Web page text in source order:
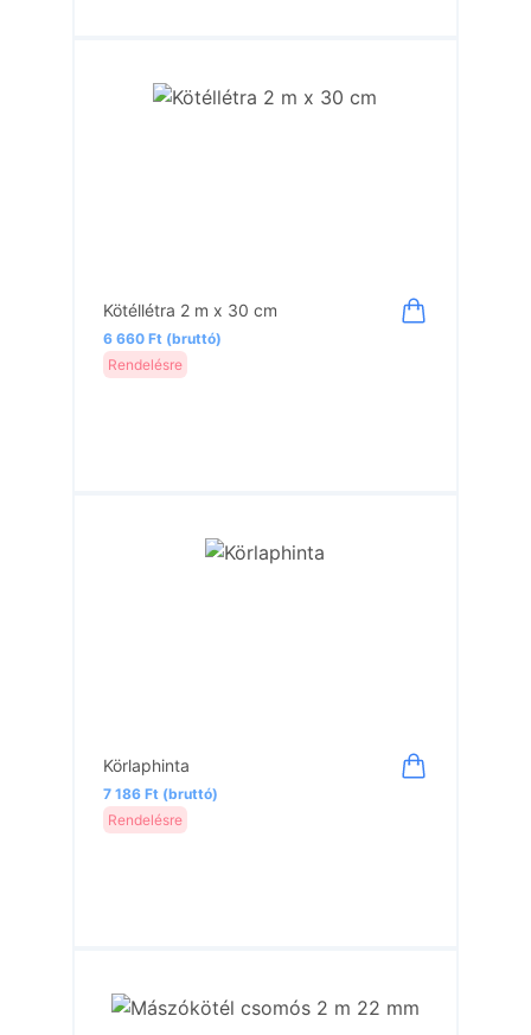
Kötéllétra 2 m x 30 cm
6 660 Ft (bruttó)
Rendelésre
Körlaphinta
7 186 Ft (bruttó)
Rendelésre